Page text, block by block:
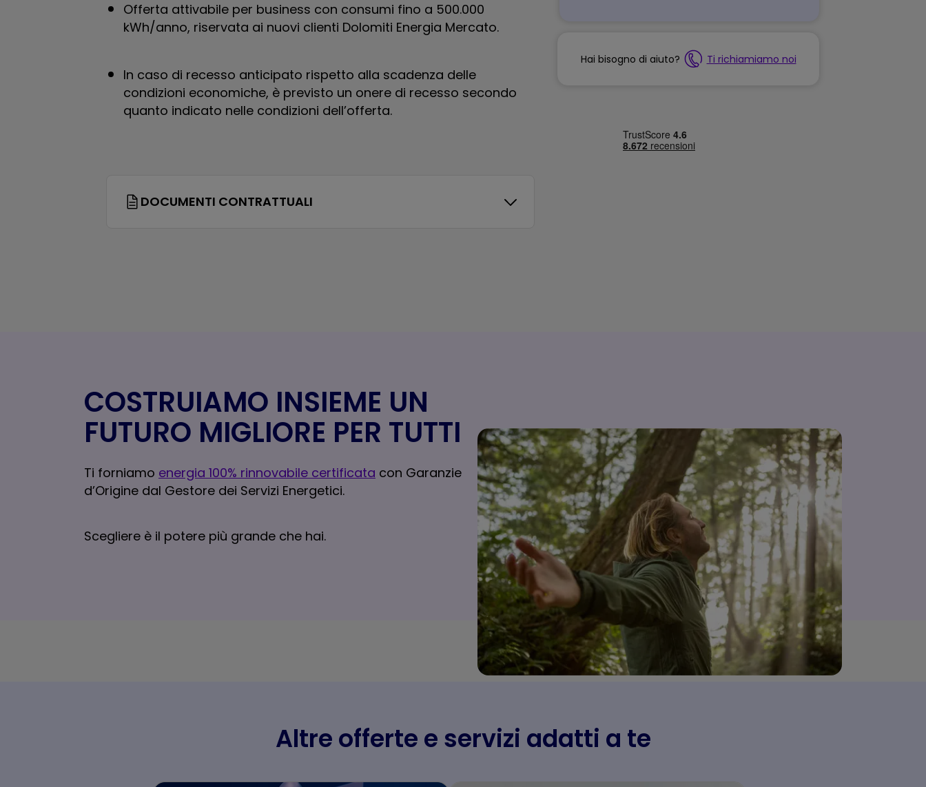
Hai bisogno di aiuto? Ti richiamiamo noi
Offerta attivabile per business con consumi fino a 500.000
kWh/anno, riservata ai nuovi clienti Dolomiti Energia Mercato.
In caso di recesso anticipato rispetto alla scadenza delle
condizioni economiche, è previsto un onere di recesso secondo
quanto indicato nelle condizioni dell’offerta.​
DOCUMENTI CONTRATTUALI
COSTRUIAMO INSIEME UN
FUTURO MIGLIORE PER TUTTI
Ti forniamo energia 100% rinnovabile certificata con Garanzie
d’Origine dal Gestore dei Servizi Energetici.
Scegliere è il potere più grande che hai.
Altre offerte e servizi adatti a te